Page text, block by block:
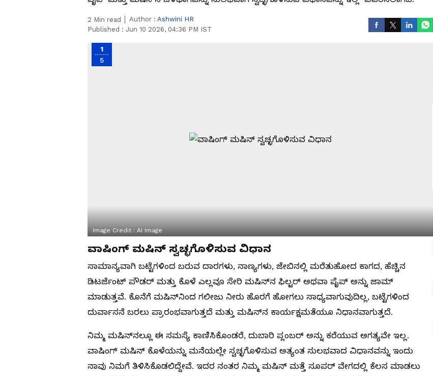
2 Min read Author : Ashwini HR
Published : Jun 10 2026, 04:36 PM IST
1
5
Image Credit : AI Image
ವಾಷಿಂಗ್ ಮಷಿನ್ ಸ್ವಚ್ಛಗೊಳಿಸುವ ವಿಧಾನ
ಸಾಮಾನ್ಯವಾಗಿ ಬಟ್ಟೆಗಳಿಂದ ಬರುವ ದಾರಗಳು, ನಾಣ್ಯಗಳು, ಜೇಬಿನಲ್ಲಿ ಮರೆತುಹೋದ ಕಾಗದ, ಹೆಚ್ಚಿನ
ಡಿಟರ್ಜೆಂಟ್ ಪೌಡರ್ ಮತ್ತು ಕೊಳೆ ಎಲ್ಲವೂ ಸೇರಿ ಮಷಿನ್‌ನ ಫಿಲ್ಟರ್ ಅಥವಾ ಪೈಪ್ ಅನ್ನು ಜಾಮ್
ಮಾಡುತ್ತವೆ. ಕೊನೆಗೆ ಮಷಿನ್‌ನಿಂದ ಗಲೀಜು ನೀರು ಹೊರಗೆ ಹೋಗಲು ಸಾಧ್ಯವಾಗುವುದಿಲ್ಲ, ಬಟ್ಟೆಗಳಿಂದ
ದುರ್ವಾಸನೆ ಬರಲು ಪ್ರಾರಂಭವಾಗುತ್ತದೆ ಮತ್ತು ಮಷಿನ್‌ನ ಕಾರ್ಯಕ್ಷಮತೆಯೂ ನಿಧಾನವಾಗುತ್ತದೆ.
ನಿಮ್ಮ ಮಷಿನ್‌ನಲ್ಲೂ ಈ ಸಮಸ್ಯೆ ಕಾಣಿಸಿಕೊಂಡರೆ, ದುಬಾರಿ ಪ್ಲಂಬರ್ ಅನ್ನು ಕರೆಯುವ ಅಗತ್ಯವೇ ಇಲ್ಲ.
ವಾಷಿಂಗ್ ಮಷಿನ್ ಕೊಳೆಯನ್ನು ಮನೆಯಲ್ಲೇ ಸ್ವಚ್ಛಗೊಳಿಸುವ ಅತ್ಯಂತ ಸುಲಭವಾದ ವಿಧಾನವನ್ನು ಇಂದು
ನಾವು ನಿಮಗೆ ತಿಳಿಸಿಕೊಡಲಿದ್ದೇವೆ. ಇದರ ನಂತರ ನಿಮ್ಮ ಮಷಿನ್ ಮತ್ತೆ ಸೂಪರ್ ವೇಗದಲ್ಲಿ ಕೆಲಸ ಮಾಡಲು